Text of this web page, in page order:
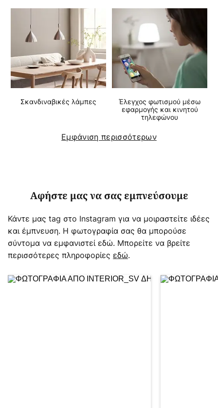
Σκανδιναβικές λάμπες
Έλεγχος φωτισμού μέσω
εφαρμογής και κινητού
τηλεφώνου
Εμφάνιση περισσότερων
Αφήστε μας να σας εμπνεύσουμε
Κάντε μας tag στο Instagram για να μοιραστείτε ιδέες
και έμπνευση. Η φωτογραφία σας θα μπορούσε
σύντομα να εμφανιστεί εδώ. Μπορείτε να βρείτε
περισσότερες πληροφορίες εδώ.